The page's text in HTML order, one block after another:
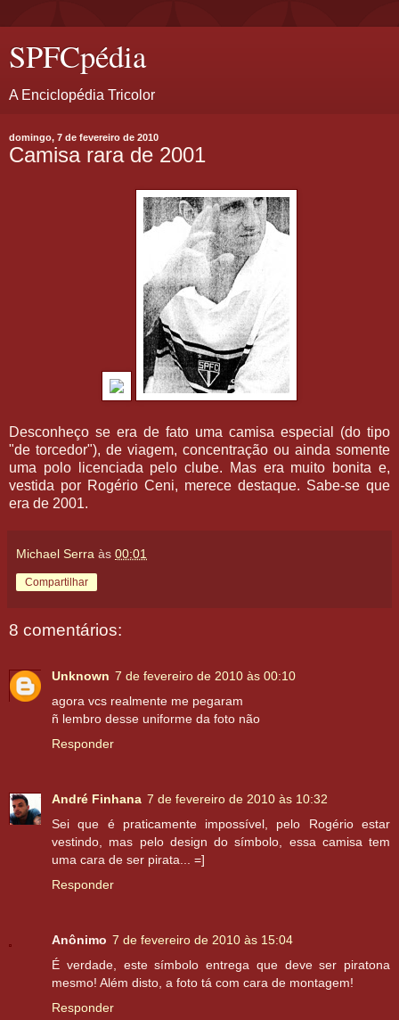
SPFCpédia
A Enciclopédia Tricolor
domingo, 7 de fevereiro de 2010
Camisa rara de 2001
Desconheço se era de fato uma camisa especial (do tipo
"de torcedor"), de viagem, concentração ou ainda somente
uma polo licenciada pelo clube. Mas era muito bonita e,
vestida por Rogério Ceni, merece destaque. Sabe-se que
era de 2001.
Michael Serra às 00:01
Compartilhar
8 comentários:
Unknown 7 de fevereiro de 2010 às 00:10
agora vcs realmente me pegaram
ñ lembro desse uniforme da foto não
Responder
André Finhana 7 de fevereiro de 2010 às 10:32
Sei que é praticamente impossível, pelo Rogério estar
vestindo, mas pelo design do símbolo, essa camisa tem
uma cara de ser pirata... =]
Responder
Anônimo 7 de fevereiro de 2010 às 15:04
É verdade, este símbolo entrega que deve ser piratona
mesmo! Além disto, a foto tá com cara de montagem!
Responder